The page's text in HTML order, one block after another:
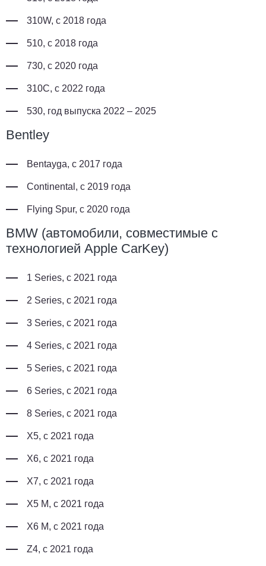
310W, с 2018 года
510, с 2018 года
730, с 2020 года
310C, с 2022 года
530, год выпуска 2022 – 2025
Bentley
Bentayga, с 2017 года
Continental, с 2019 года
Flying Spur, с 2020 года
BMW (автомобили, совместимые с
технологией Apple CarKey)
1 Series, с 2021 года
2 Series, с 2021 года
3 Series, с 2021 года
4 Series, с 2021 года
5 Series, с 2021 года
6 Series, с 2021 года
8 Series, с 2021 года
X5, с 2021 года
X6, с 2021 года
X7, с 2021 года
X5 M, с 2021 года
X6 M, с 2021 года
Z4, с 2021 года